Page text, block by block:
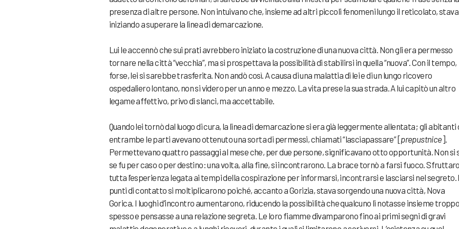
presenza di altre persone. Non intuivano che, insieme ad altri piccoli fenomeni lungo il reticolato,
iniziando a superare la linea di demarcazione.
Lui le accennò che sui prati avrebbero iniziato la costruzione di una nuova città. Non gli era permesso
tornare nella città “vecchia”, ma si prospettava la possibilità di stabilirsi in quella “nuova”. Con il tempo,
forse, lei si sarebbe trasferita. Non andò così. A causa di una malattia di lei e di un lungo ricovero
ospedaliero lontano, non si videro per un anno e mezzo. La vita prese la sua strada. A lui capitò un altro
legame affettivo, privo di slanci, ma accettabile.
Quando lei tornò dal luogo di cura, la linea di demarcazione si era già leggermente allentata; gli abitanti
entrambe le parti avevano ottenuto una sorta di permessi, chiamati “lasciapassare” [prepustnice].
Permettevano quattro passaggi al mese che, per due persone, significavano otto opportunità. Non si
se fu per caso o per destino: una volta, alla fine, si incontrarono. La brace tornò a farsi fuoco.
tutta l’esperienza legata ai tempi della cospirazione per informarsi, incontrarsi e lasciarsi nel segreto. I
punti di contatto si moltiplicarono poiché, accanto a Gorizia, stava sorgendo una nuova città, Nova
Gorica. I luoghi d’incontro aumentarono, riducendo la possibilità che qualcuno li notasse insieme troppo
spesso e pensasse a una relazione segreta. Le loro fiamme divamparono fino ai primi segni di gravi